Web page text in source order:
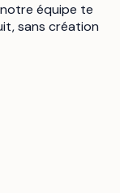
équipe te
sans création